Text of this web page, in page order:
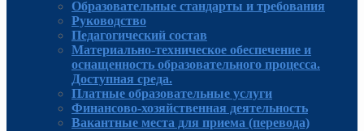
Образовательные стандарты и требования
Руководcтво
Педагогический состав
Материально-техническое обеспечение и
оснащенность образовательного процесса.
Доступная среда.
Платные образовательные услуги
Финансово-хозяйственная деятельность
Вакантные места для приема (перевода)